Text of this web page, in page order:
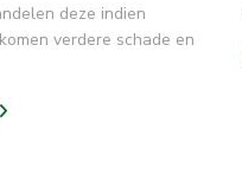
deze indien
verdere schade en